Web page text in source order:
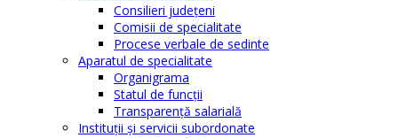
Consilieri judeţeni
Comisii de specialitate
Procese verbale de sedinte
Aparatul de specialitate
Organigrama
Statul de funcții
Transparență salarială
Instituţii şi servicii subordonate